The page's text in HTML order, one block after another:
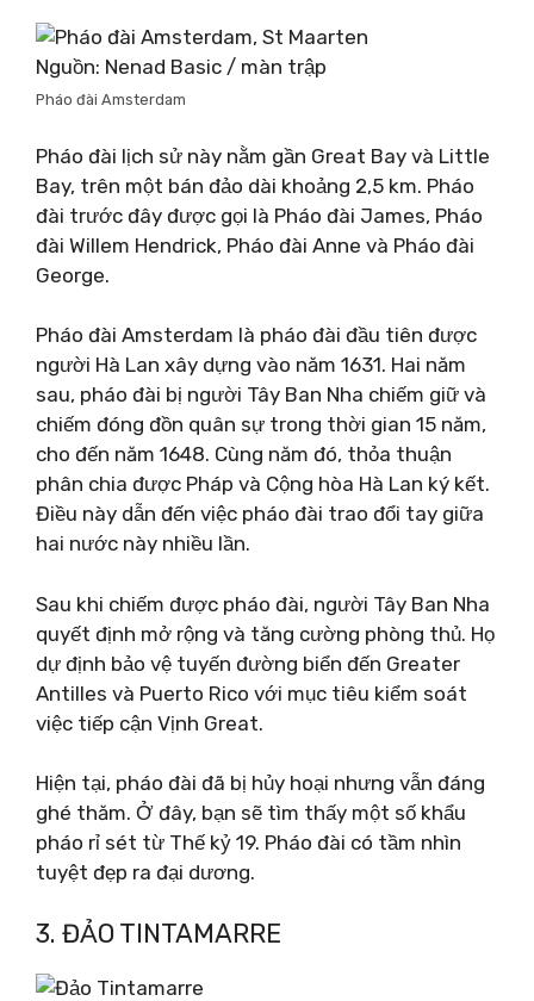
Nguồn: Nenad Basic / màn trập
Pháo đài Amsterdam
Pháo đài lịch sử này nằm gần Great Bay và Little
Bay, trên một bán đảo dài khoảng 2,5 km. Pháo
đài trước đây được gọi là Pháo đài James, Pháo
đài Willem Hendrick, Pháo đài Anne và Pháo đài
George.
Pháo đài Amsterdam là pháo đài đầu tiên được
người Hà Lan xây dựng vào năm 1631. Hai năm
sau, pháo đài bị người Tây Ban Nha chiếm giữ và
chiếm đóng đồn quân sự trong thời gian 15 năm,
cho đến năm 1648. Cùng năm đó, thỏa thuận
phân chia được Pháp và Cộng hòa Hà Lan ký kết.
Điều này dẫn đến việc pháo đài trao đổi tay giữa
hai nước này nhiều lần.
Sau khi chiếm được pháo đài, người Tây Ban Nha
quyết định mở rộng và tăng cường phòng thủ. Họ
dự định bảo vệ tuyến đường biển đến Greater
Antilles và Puerto Rico với mục tiêu kiểm soát
việc tiếp cận Vịnh Great.
Hiện tại, pháo đài đã bị hủy hoại nhưng vẫn đáng
ghé thăm. Ở đây, bạn sẽ tìm thấy một số khẩu
pháo rỉ sét từ Thế kỷ 19. Pháo đài có tầm nhìn
tuyệt đẹp ra đại dương.
3. ĐẢO TINTAMARRE